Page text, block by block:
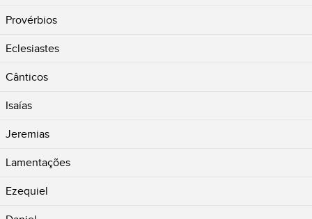
Provérbios
Eclesiastes
Cânticos
Isaías
Jeremias
Lamentações
Ezequiel